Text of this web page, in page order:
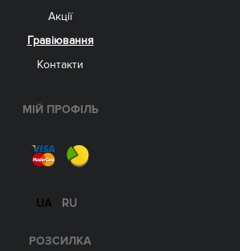
Акції
Гравіювання
Контакти
МІЙ ПРОФІЛЬ
UA RU
РОЗСИЛКА